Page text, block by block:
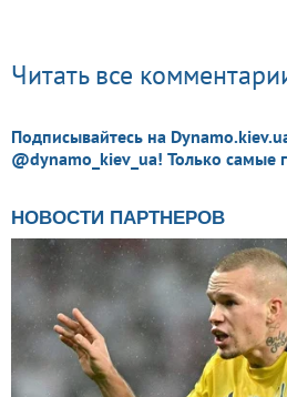
Читать все
Подписывайтесь на
@dynamo_kiev_ua! Только самые